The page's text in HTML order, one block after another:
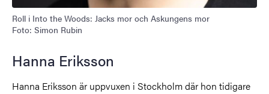
Roll i Into the Woods: Jacks mor och Askungens mor
Foto: Simon Rubin
Hanna Eriksson
Hanna Eriksson är uppvuxen i Stockholm där hon tidigare